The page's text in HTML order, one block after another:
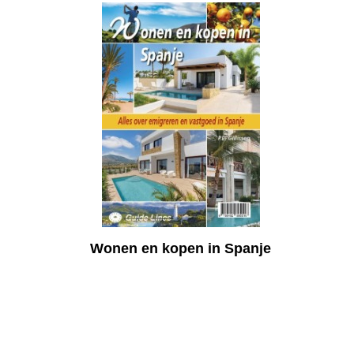
Wonen en kopen in Spanje